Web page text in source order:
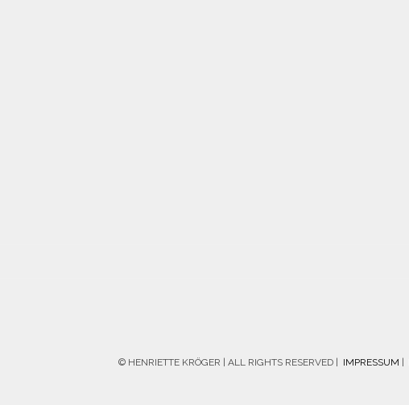
© HENRIETTE KRÖGER | ALL RIGHTS RESERVED | IMPRESSUM |